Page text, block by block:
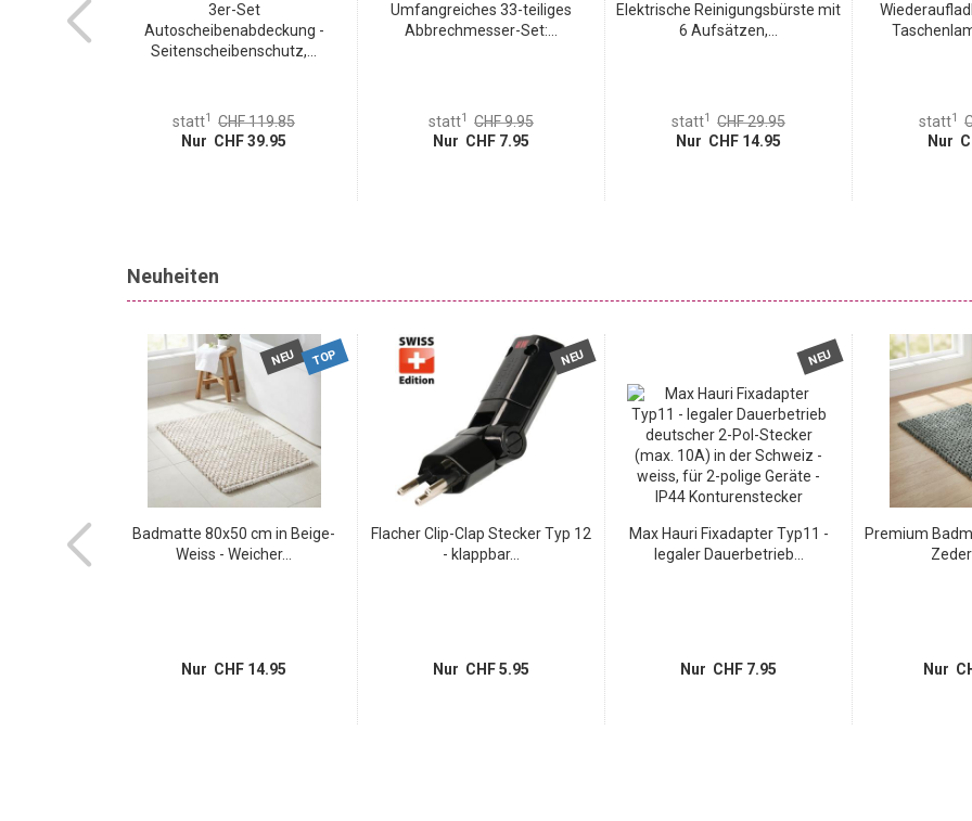
mit 2x
3er-Set
Autoscheibenabdeckung -
Seitenscheibenschutz,...
statt1
CHF 119.85
Nur CHF 39.95
Umfangreiches 33-teiliges
Abbrechmesser-Set:...
statt1
CHF 9.95
Nur CHF 7.95
Elektrische Reinigungsbürste mit
6 Aufsätzen,...
statt1
CHF 29.95
Nur CHF 14.95
statt1
Nur
Neuheiten
Weisser
NEU TOP
Badmatte 80x50 cm in Beige-
Weiss - Weicher...
Nur CHF 14.95
NEU
Flacher Clip-Clap Stecker Typ 12
- klappbar...
Nur CHF 5.95
NEU
Max Hauri Fixadapter Typ11 -
legaler Dauerbetrieb...
Nur CHF 7.95
Premium
Nur